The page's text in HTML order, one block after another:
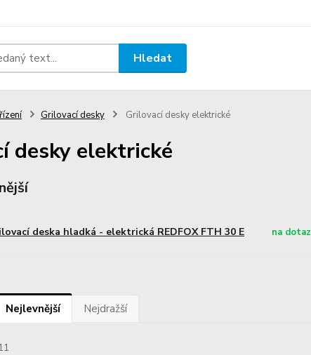
Hledat
Grilovací desky Grilovací desky elektrické
desky elektrické
deska hladká - elektrická REDFOX FTH 30 E na dotaz
Nejlevnější Nejdražší